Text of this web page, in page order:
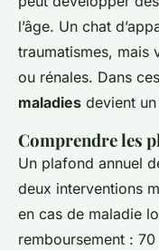
l’âge. Un chat
traumatismes, mais
ou rénales. Dans
maladies devient
Comprendre les
Un plafond annuel
deux interventions
en cas de maladie
remboursement :